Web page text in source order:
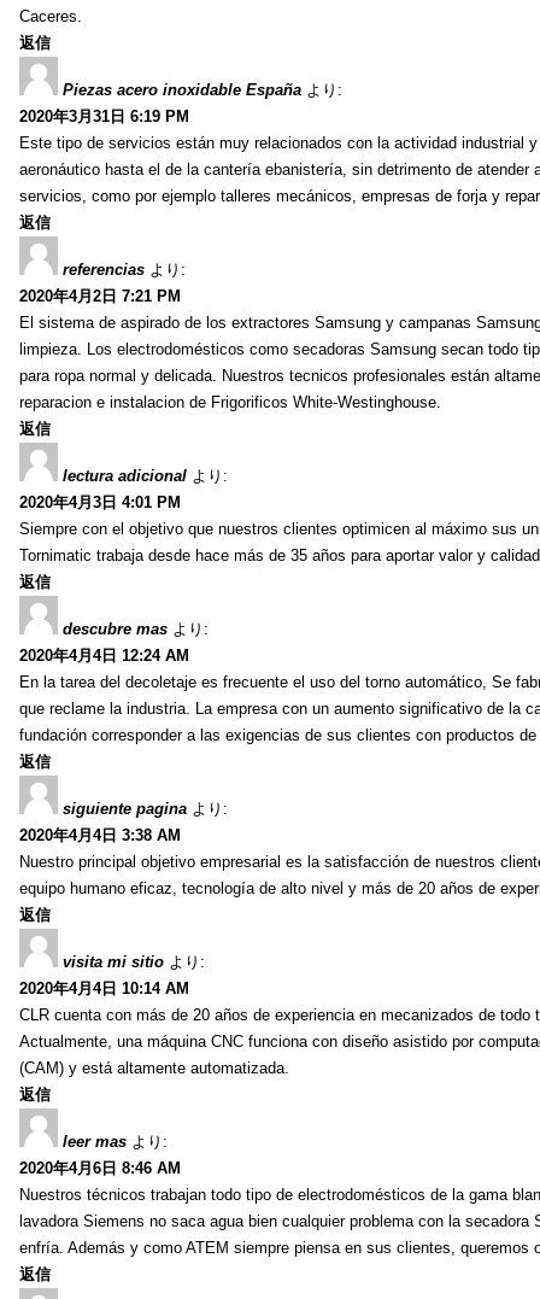
Caceres.
返信
Piezas acero inoxidable España より:
2020年3月31日 6:19 PM
Este tipo de servicios están muy relacionados con la actividad industrial
aeronáutico hasta el de la cantería ebanistería, sin detrimento de
servicios, como por ejemplo talleres mecánicos, empresas de forja y
返信
referencias より:
2020年4月2日 7:21 PM
El sistema de aspirado de los extractores Samsung y campanas
limpieza. Los electrodomésticos como secadoras Samsung secan todo
para ropa normal y delicada. Nuestros tecnicos profesionales están
reparacion e instalacion de Frigorificos White-Westinghouse.
返信
lectura adicional より:
2020年4月3日 4:01 PM
Siempre con el objetivo que nuestros clientes optimicen al máximo sus
Tornimatic trabaja desde hace más de 35 años para aportar valor y
返信
descubre mas より:
2020年4月4日 12:24 AM
En la tarea del decoletaje es frecuente el uso del torno automático, Se
que reclame la industria. La empresa con un aumento significativo de la
fundación corresponder a las exigencias de sus clientes con productos
返信
siguiente pagina より:
2020年4月4日 3:38 AM
Nuestro principal objetivo empresarial es la satisfacción de nuestros
equipo humano eficaz, tecnología de alto nivel y más de 20 años de
返信
visita mi sitio より:
2020年4月4日 10:14 AM
CLR cuenta con más de 20 años de experiencia en mecanizados de
Actualmente, una máquina CNC funciona con diseño asistido por
(CAM) y está altamente automatizada.
返信
leer mas より:
2020年4月6日 8:46 AM
Nuestros técnicos trabajan todo tipo de electrodomésticos de la gama
lavadora Siemens no saca agua bien cualquier problema con la
enfría. Además y como ATEM siempre piensa en sus clientes,
返信